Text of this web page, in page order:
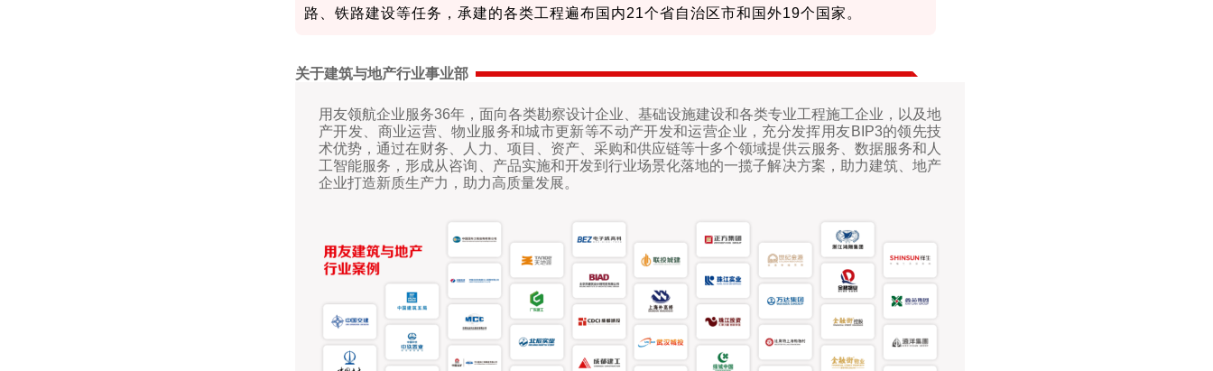
路、铁路建设等任务，承建的各类工程遍布国内21个省自治区市和国外19个国家。
关于建筑与地产行业事业部
用友领航企业服务36年，面向各类勘察设计企业、基础设施建设和各类专业工程施工企业，以及地
产开发、商业运营、物业服务和城市更新等不动产开发和运营企业，充分发挥用友BIP3的领先技
术优势，通过在财务、人力、项目、资产、采购和供应链等十多个领域提供云服务、数据服务和人
工智能服务，形成从咨询、产品实施和开发到行业场景化落地的一揽子解决方案，助力建筑、地产
企业打造新质生产力，助力高质量发展。